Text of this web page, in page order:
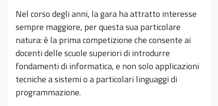
Nel corso degli anni, la gara ha attratto interesse
sempre maggiore, per questa sua particolare
natura: è la prima competizione che consente ai
docenti delle scuole superiori di introdurre
fondamenti di informatica, e non solo applicazioni
tecniche a sistemi o a particolari linguaggi di
programmazione.